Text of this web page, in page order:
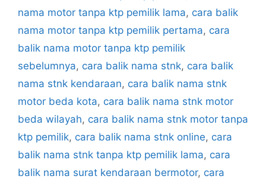
nama motor tanpa ktp pemilik lama, cara balik
nama motor tanpa ktp pemilik pertama, cara
balik nama motor tanpa ktp pemilik
sebelumnya, cara balik nama stnk, cara balik
nama stnk kendaraan, cara balik nama stnk
motor beda kota, cara balik nama stnk motor
beda wilayah, cara balik nama stnk motor tanpa
ktp pemilik, cara balik nama stnk online, cara
balik nama stnk tanpa ktp pemilik lama, cara
balik nama surat kendaraan bermotor, cara